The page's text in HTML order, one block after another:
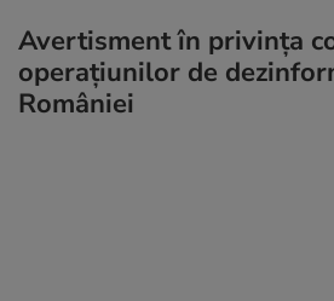
Avertisment în privința
operațiunilor de
României